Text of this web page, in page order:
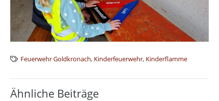
Feuerwehr Goldkronach, Kinderfeuerwehr, Kinderflamme
Ähnliche Beiträge